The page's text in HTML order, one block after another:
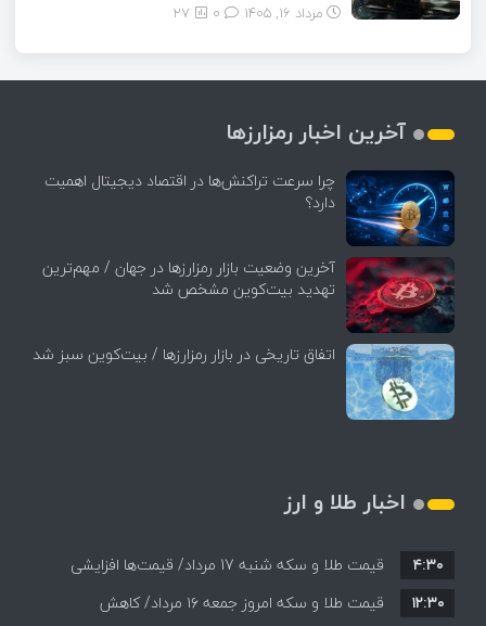
مرداد ۱۶, ۱۴۰۵ 27
آخرین اخبار رمزارزها
چرا سرعت تراکنش‌ها در اقتصاد دیجیتال اهمیت
دارد؟
آخرین وضعیت بازار رمزارزها در جهان / مهم‌ترین
تهدید بیت‌کوین مشخص شد
اتفاق تاریخی در بازار رمزارزها / بیت‌کوین سبز شد
اخبار طلا و ارز
قیمت طلا و سکه شنبه 17 مرداد/ قیمت‌ها افزایشی
۴:۳۰
قیمت طلا و سکه امروز جمعه ۱۶ مرداد/ کاهش
۱۲:۳۰